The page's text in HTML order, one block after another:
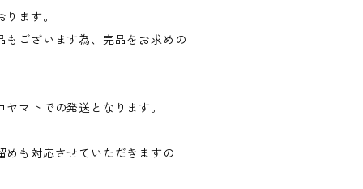
ます。
ございます為、完品をお求めの
マトでの発送となります。
めも対応させていただきますの